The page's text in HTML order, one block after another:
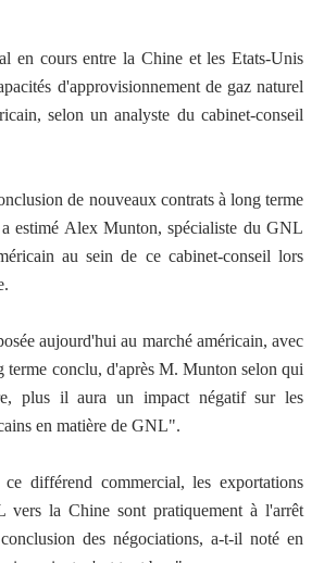
en cours entre la Chine et les Etats-Unis
d'approvisionnement de gaz naturel
selon un analyste du cabinet-conseil
de nouveaux contrats à long terme
estimé Alex Munton, spécialiste du GNL
au sein de ce cabinet-conseil lors
aujourd'hui au marché américain, avec
terme conclu, d'après M. Munton selon qui
plus il aura un impact négatif sur les
en matière de GNL".
différend commercial, les exportations
vers la Chine sont pratiquement à l'arrêt
des négociations, a-t-il noté en